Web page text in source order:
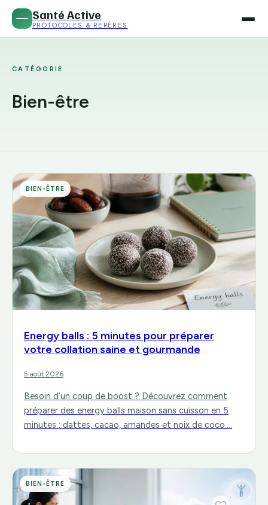
Santé Active
PROTOCOLES & REPÈRES
CATÉGORIE
Bien-être
BIEN-ÊTRE
Energy balls : 5 minutes pour préparer
votre collation saine et gourmande
5 août 2026
Besoin d’un coup de boost ? Découvrez comment
préparer des energy balls maison sans cuisson en 5
minutes : dattes, cacao, amandes et noix de coco.…
BIEN-ÊTRE